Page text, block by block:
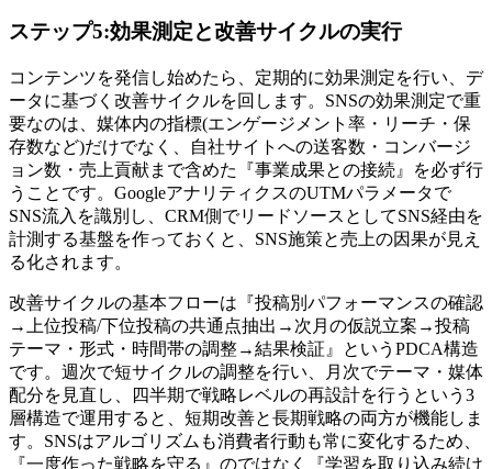
ステップ5:効果測定と改善サイクルの実行
コンテンツを発信し始めたら、定期的に効果測定を行い、デ
ータに基づく改善サイクルを回します。SNSの効果測定で重
要なのは、媒体内の指標(エンゲージメント率・リーチ・保
存数など)だけでなく、自社サイトへの送客数・コンバージ
ョン数・売上貢献まで含めた『事業成果との接続』を必ず行
うことです。GoogleアナリティクスのUTMパラメータで
SNS流入を識別し、CRM側でリードソースとしてSNS経由を
計測する基盤を作っておくと、SNS施策と売上の因果が見え
る化されます。
改善サイクルの基本フローは『投稿別パフォーマンスの確認
→上位投稿/下位投稿の共通点抽出→次月の仮説立案→投稿
テーマ・形式・時間帯の調整→結果検証』というPDCA構造
です。週次で短サイクルの調整を行い、月次でテーマ・媒体
配分を見直し、四半期で戦略レベルの再設計を行うという3
層構造で運用すると、短期改善と長期戦略の両方が機能しま
す。SNSはアルゴリズムも消費者行動も常に変化するため、
『一度作った戦略を守る』のではなく『学習を取り込み続け